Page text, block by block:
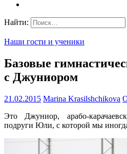
Найти:
Наши гости и ученики
Базовые
с Джуниором
21.02.2015 Marina Krasilshchikova
Это Джуниор, арабо-
подруги Юли, с которой мы